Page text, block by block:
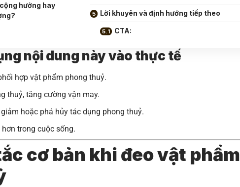
hưởng hay
Lời khuyên và định hướng tiếp theo
CTA:
nội dung này vào thực tế
hợp vật phẩm phong thuỷ.
thuỷ, tăng cường vận may.
hoặc phá hủy tác dụng phong thuỷ.
trong cuộc sống.
cơ bản khi đeo vật phẩm